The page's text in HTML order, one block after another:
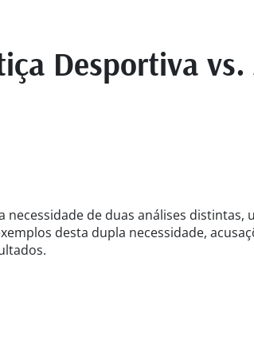
Desportiva
de duas análises distintas,
desta dupla necessidade,